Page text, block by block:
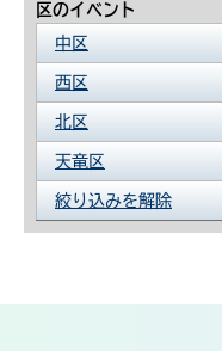
区のイベント
中区
西区
北区
天竜区
絞り込みを解除